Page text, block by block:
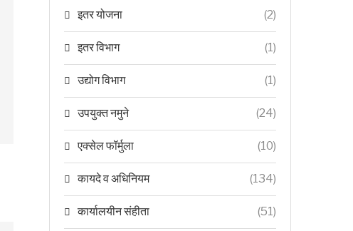
इतर योजना (2)
इतर विभाग (1)
उद्योग विभाग (1)
उपयुक्त नमुने (24)
एक्सेल फॉर्मुला (10)
कायदे व अधिनियम (134)
कार्यालयीन संहीता (51)